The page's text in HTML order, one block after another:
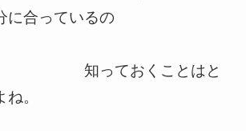
に合っているの
？
おくことはと
。